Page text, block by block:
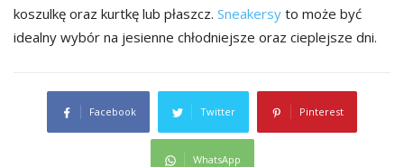
koszulkę oraz kurtkę lub płaszcz. Sneakersy to może być
idealny wybór na jesienne chłodniejsze oraz cieplejsze dni.
Facebook Twitter Pinterest
WhatsApp